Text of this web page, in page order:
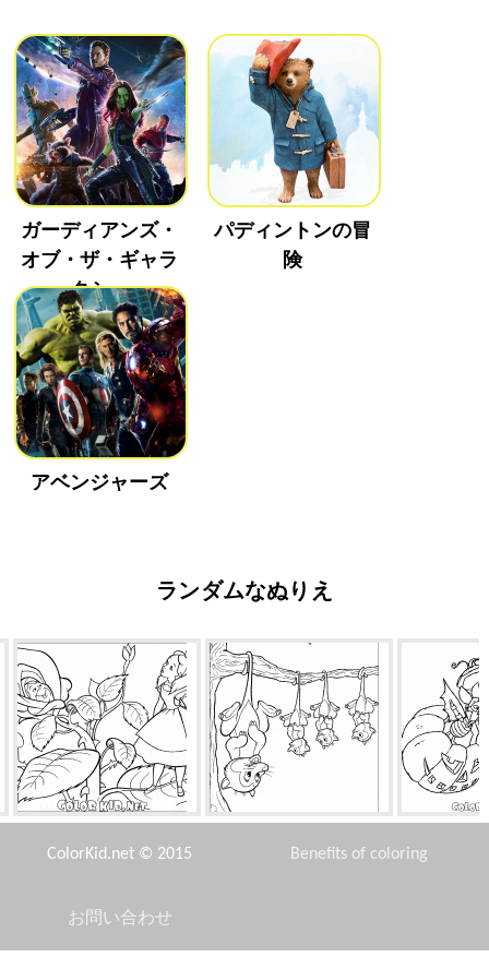
ガーディアンズ・
オブ・ザ・ギャラ
クシー
パディントンの冒
険
アベンジャーズ
ランダムなぬりえ
ローズとアリス 待機中のオポッサム 子豚
ColorKid.net © 2015 Benefits of coloring
お問い合わせ